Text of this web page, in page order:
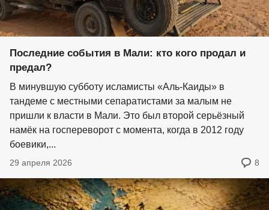
Последние события в Мали: кто кого продал и
предал?
В минувшую субботу исламисты «Аль-Каиды» в
тандеме с местными сепаратистами за малым не
пришли к власти в Мали. Это был второй серьёзный
намёк на госпереворот с момента, когда в 2012 году
боевики,...
29 апреля 2026 8